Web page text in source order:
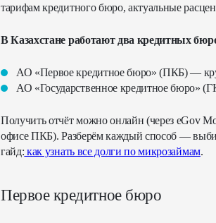
тарифам кредитного бюро, актуальные
В Казахстане работают два кредитных
АО «Первое кредитное бюро» (ПКБ) —
АО «Государственное кредитное бюро»
Получить отчёт можно онлайн (через eGov
офисе ПКБ). Разберём каждый способ —
гайд: как узнать все долги по микрозаймам.
Первое кредитное бюро